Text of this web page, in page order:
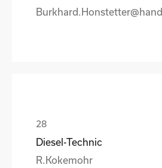
Diesel-Technic
R.Kokemohr